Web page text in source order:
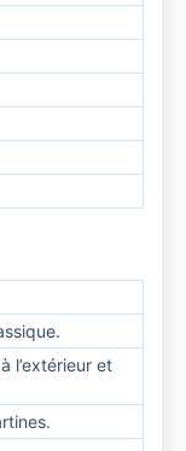
l’extérieur et